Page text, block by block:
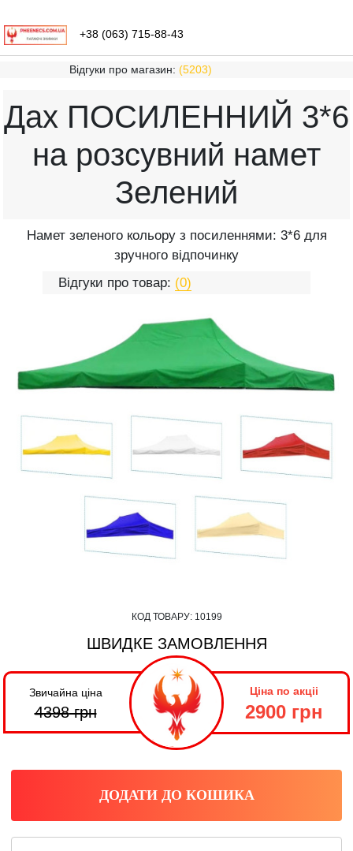
+38 (063) 715-88-43
Відгуки про магазин: (5203)
Дах ПОСИЛЕННИЙ 3*6
на розсувний намет
Зелений
Намет зеленого кольору з посиленнями: 3*6 для
зручного відпочинку
Відгуки про товар: (0)
КОД ТОВАРУ: 10199
ШВИДКЕ ЗАМОВЛЕННЯ
Звичайна ціна
4398грн
Ціна по акціі
2900 грн
ДОДАТИ ДО КОШИКА